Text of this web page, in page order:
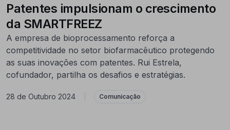
Patentes impulsionam o crescimento
da SMARTFREEZ
A empresa de bioprocessamento reforça a
competitividade no setor biofarmacêutico protegendo
as suas inovações com patentes. Rui Estrela,
cofundador, partilha os desafios e estratégias.
28 de Outubro 2024 Comunicação